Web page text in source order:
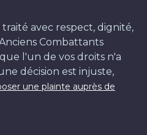
avec respect, dignité,
Combattants
l'un de vos droits n'a
décision est injuste,
une plainte auprès de